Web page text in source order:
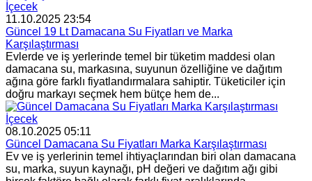
İçecek
11.10.2025 23:54
Güncel 19 Lt Damacana Su Fiyatları ve Marka
Karşılaştırması
Evlerde ve iş yerlerinde temel bir tüketim maddesi olan
damacana su, markasına, suyunun özelliğine ve dağıtım
ağına göre farklı fiyatlandırmalara sahiptir. Tüketiciler için
doğru markayı seçmek hem bütçe hem de...
İçecek
08.10.2025 05:11
Güncel Damacana Su Fiyatları Marka Karşılaştırması
Ev ve iş yerlerinin temel ihtiyaçlarından biri olan damacana
su, marka, suyun kaynağı, pH değeri ve dağıtım ağı gibi